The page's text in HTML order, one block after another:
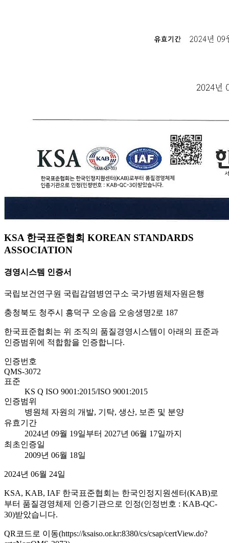
KSA 한국표준협회 KOREAN STANDARDS
ASSOCIATION
경영시스템 인증서
국립보건연구원 국립감염병연구소 국가병원체자원은행
충청북도 청주시 흥덕구 오송읍 오송생명2로 187
한국표준협회는 위 조직의 품질경영시스템이 아래의 표준과
인증범위에 적합함을 인증합니다.
인증번호
QMS-3072
표준
KS Q ISO 9001:2015/ISO 9001:2015
인증범위
병원체 자원의 개발, 기탁, 생산, 보존 및 분양
유효기간
2024년 09월 19일부터 2027년 06월 17일까지
최초인증일
2009년 06월 18일
2024년 06월 24일
KSA, KAB, IAF 한국표준협회는 한국인정지원센터(KAB)로
부터 품질경영체제 인증기관으로 인정(인정번호 : KAB-QC-
30)받았습니다.
QR코드로 이동(https://ksaiso.or.kr:8380/cs/csap/certView.do?